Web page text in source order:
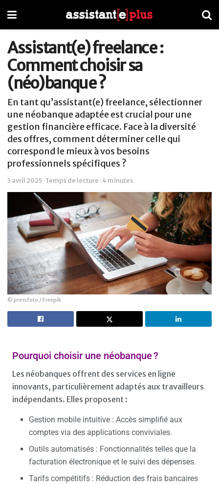
Assistant(e) freelance :
Comment choisir sa
(néo)banque ?
En tant qu’assistant(e) freelance, sélectionner
une néobanque adaptée est crucial pour une
gestion financière efficace. Face à la diversité
des offres, comment déterminer celle qui
correspond le mieux à vos besoins
professionnels spécifiques ?
3 avril 2025 Temps de lecture : 4 minutes
© pressfoto / Freepik
Pourquoi choisir une néobanque ?
Les néobanques offrent des services en ligne
innovants, particulièrement adaptés aux travailleurs
indépendants. Elles proposent :​
Gestion mobile intuitive : Accès simplifié aux
comptes via des applications conviviales.​
Outils automatisés : Fonctionnalités telles que la
facturation électronique et le suivi des dépenses.​
Tarifs compétitifs : Réduction des frais bancaires